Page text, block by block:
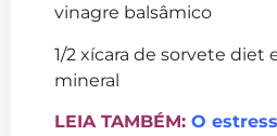
vinagre balsâmico
1/2 xícara de sorvete diet
mineral
LEIA TAMBÉM: O